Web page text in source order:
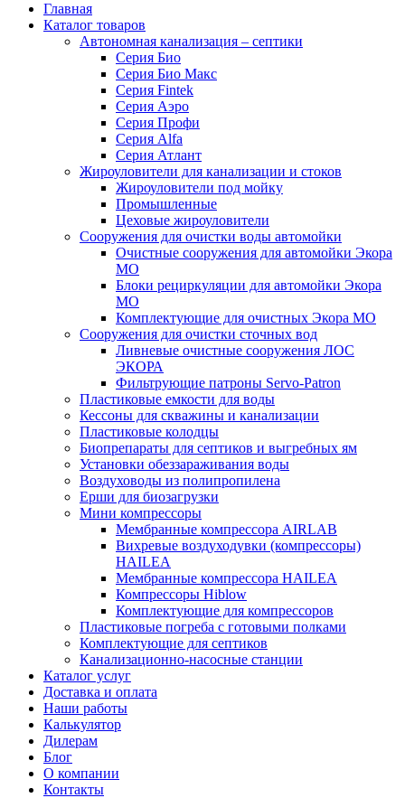
Главная
Каталог товаров
Автономная канализация – септики
Серия Био
Серия Био Макс
Серия Fintek
Серия Аэро
Серия Профи
Серия Alfa
Серия Атлант
Жироуловители для канализации и стоков
Жироуловители под мойку
Промышленные
Цеховые жироуловители
Сооружения для очистки воды автомойки
Очистные сооружения для автомойки Экора
МО
Блоки рециркуляции для автомойки Экора
МО
Комплектующие для очистных Экора МО
Сооружения для очистки сточных вод
Ливневые очистные сооружения ЛОС
ЭКОРА
Фильтрующие патроны Servo-Patron
Пластиковые емкости для воды
Кессоны для скважины и канализации
Пластиковые колодцы
Биопрепараты для септиков и выгребных ям
Установки обеззараживания воды
Воздуховоды из полипропилена
Ерши для биозагрузки
Мини компрессоры
Мембранные компрессора AIRLAB
Вихревые воздуходувки (компрессоры)
HAILEA
Мембранные компрессора HAILEA
Компрессоры Hiblow
Комплектующие для компрессоров
Пластиковые погреба с готовыми полками
Комплектующие для септиков
Канализационно-насосные станции
Каталог услуг
Доставка и оплата
Наши работы
Калькулятор
Дилерам
Блог
О компании
Контакты